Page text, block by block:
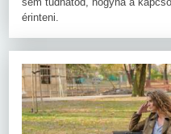
érinteni.